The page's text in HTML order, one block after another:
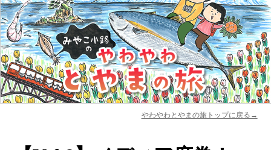
やわやわとやまの旅トップに戻る→